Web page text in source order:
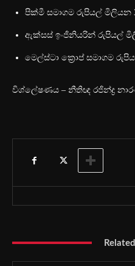
පික්මී සමාගම රුපියල් මිලියන
ඇක්සස් ඉංජිනියරින් රුපියල්
මෙල්ස්ටා ක්‍රොප් සමාගම
විශ්ලේෂණය – නීතිඥ රජින්ද්‍ර